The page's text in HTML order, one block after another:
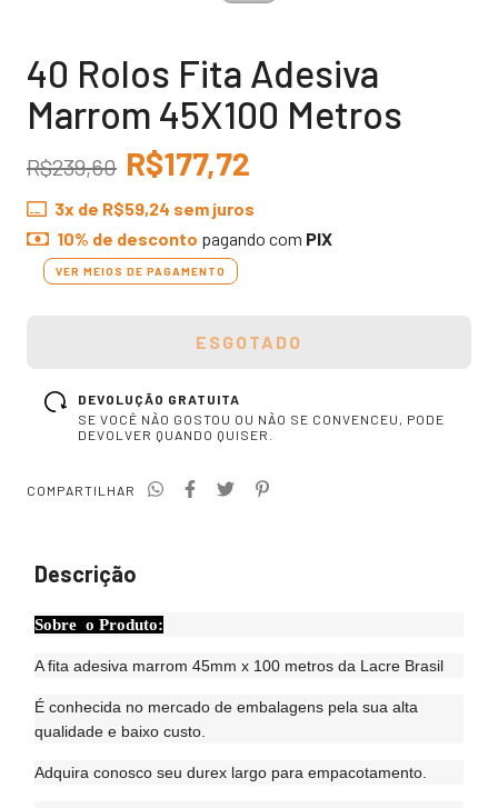
40 Rolos Fita Adesiva
Marrom 45X100 Metros
R$239,60 R$177,72
3x de R$59,24 sem juros
10% de desconto pagando com PIX
VER MEIOS DE PAGAMENTO
DEVOLUÇÃO GRATUITA
SE VOCÊ NÃO GOSTOU OU NÃO SE CONVENCEU, PODE
DEVOLVER QUANDO QUISER.
COMPARTILHAR
Descrição
Sobre o Produto:
A fita adesiva marrom 45mm x 100 metros da Lacre Brasil
É conhecida no mercado de embalagens pela sua alta
qualidade e baixo custo.
Adquira conosco seu durex largo para empacotamento.